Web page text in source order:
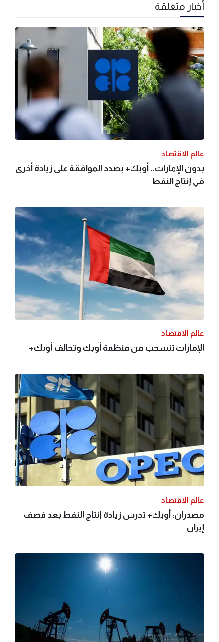
أخبار متعلقة
عالم الاقتصاد
بدون الإمارات.. أوبك+ بصدد الموافقة على زيادة أخرى
في إنتاج النفط
عالم الاقتصاد
الإمارات تنسحب من منظمة أوبك وتحالف أوبك+
عالم الاقتصاد
مصدران: أوبك+ تدرس زيادة إنتاج النفط بعد قصف
إيران